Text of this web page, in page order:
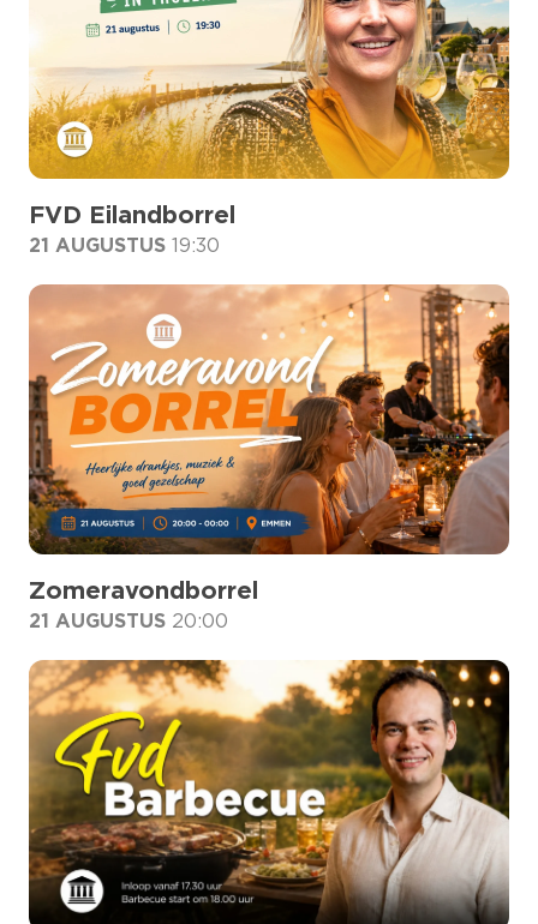
FVD Eilandborrel
21 AUGUSTUS 19:30
Zomeravondborrel
21 AUGUSTUS 20:00